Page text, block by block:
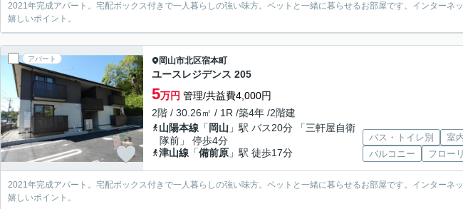
2021年完成アパート。宅配ボックス付きで一人暮らしの強い味方。ペットと一緒に暮らせるお部屋です。インターネ
嬉しいポイント。
アパート 岡山市北区宿本町
ユースレジデンス 205
5万円 管理/共益費4,000円
2階 / 30.26㎡ / 1R /築4年 /2階建
山陽本線 「 岡山 」駅 バス20分 「三軒屋自衛
隊前」 停歩4分
津山線 「備前原 」駅 徒歩17分
バス・トイレ別 室
バルコニー
フロー
2021年完成アパート。宅配ボックス付きで一人暮らしの強い味方。ペットと一緒に暮らせるお部屋です。インターネ
嬉しいポイント。